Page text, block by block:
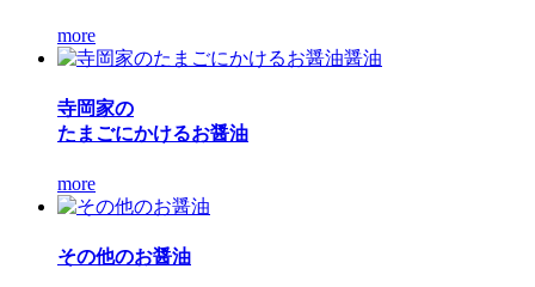
more
寺岡家の
たまごにかけるお醤油
more
その他のお醤油